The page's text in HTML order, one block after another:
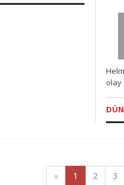
olay
« 1 2 3